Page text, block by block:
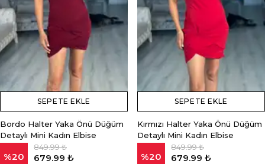
SEPETE EKLE
Bordo Halter Yaka Önü Düğüm
Detaylı Mini Kadın Elbise
%20
849.99 ₺
679.99 ₺
SEPETE EKLE
Kırmızı Halter Yaka Önü Düğüm
Detaylı Mini Kadın Elbise
%20
849.99 ₺
679.99 ₺